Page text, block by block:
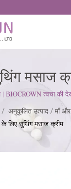
मसाज
|
BIOCROWN त्वचा की
ISO22716 और गुड
की अपेक्षाओं को पूरा करने
बनाए रखते हैं।
/ अनुकूलित उत्पाद / माँ
लिए सुथिंग मसाज क्रीम